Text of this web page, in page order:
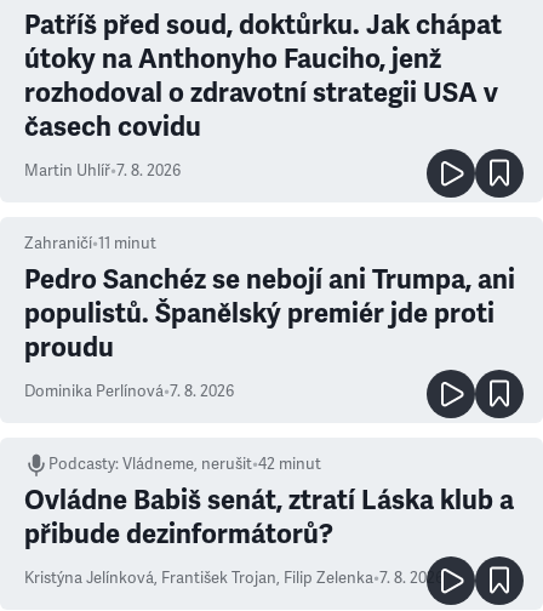
Patříš před soud, doktůrku. Jak chápat
útoky na Anthonyho Fauciho, jenž
rozhodoval o zdravotní strategii USA v
časech covidu
Martin Uhlíř•7. 8. 2026
Zahraničí•11 minut
Pedro Sanchéz se nebojí ani Trumpa, ani
populistů. Španělský premiér jde proti
proudu
Dominika Perlínová•7. 8. 2026
Podcasty:Vládneme, nerušit•42 minut
Ovládne Babiš senát, ztratí Láska klub a
přibude dezinformátorů?
Kristýna Jelínková, František Trojan, Filip Zelenka•7. 8. 2026